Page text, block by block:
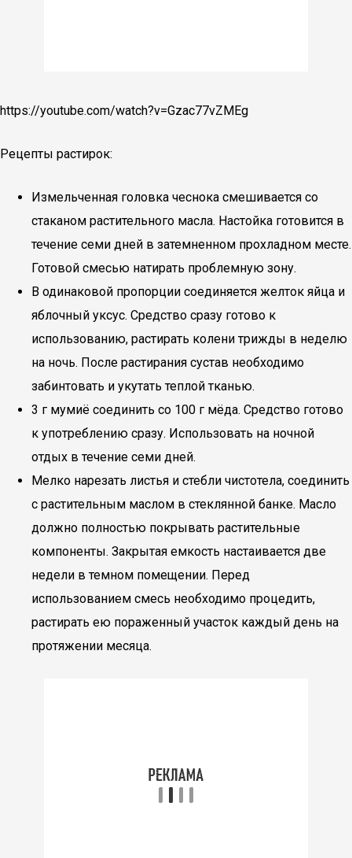
https://youtube.com/watch?v=Gzac77vZMEg
Рецепты растирок:
Измельченная головка чеснока смешивается со
стаканом растительного масла. Настойка готовится в
течение семи дней в затемненном прохладном месте.
Готовой смесью натирать проблемную зону.
В одинаковой пропорции соединяется желток яйца и
яблочный уксус. Средство сразу готово к
использованию, растирать колени трижды в неделю
на ночь. После растирания сустав необходимо
забинтовать и укутать теплой тканью.
3 г мумиё соединить со 100 г мёда. Средство готово
к употреблению сразу. Использовать на ночной
отдых в течение семи дней.
Мелко нарезать листья и стебли чистотела, соединить
с растительным маслом в стеклянной банке. Масло
должно полностью покрывать растительные
компоненты. Закрытая емкость настаивается две
недели в темном помещении. Перед
использованием смесь необходимо процедить,
растирать ею пораженный участок каждый день на
протяжении месяца.